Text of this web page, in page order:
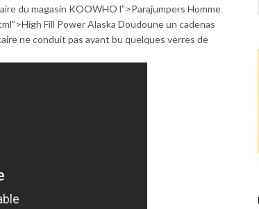
du magasin KOOWHO l”>Parajumpers Homme
Fill Power Alaska Doudoune un cadenas
ne conduit pas ayant bu quelques verres de